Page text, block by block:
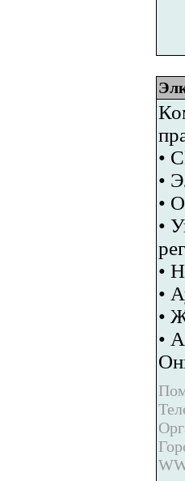
•
•
•
•
•
•
•
•